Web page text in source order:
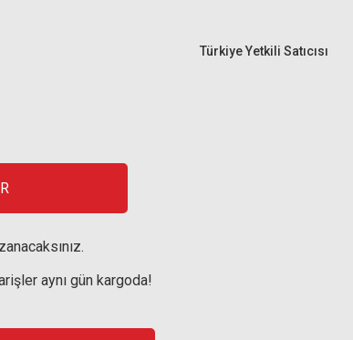
Türkiye Yetkili Satıcısı
aynı gün kargoda!